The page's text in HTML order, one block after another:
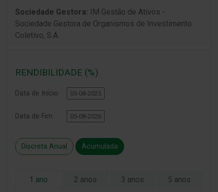
Sociedade Gestora:
IM Gestão de Ativos -
Sociedade Gestora de Organismos de Investimento
Coletivo, S.A.
RENDIBILIDADE (%)
Data de Início
Data de Fim
Discreta Anual Acumulada
1 ano 2 anos 3 anos 5 anos